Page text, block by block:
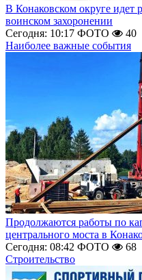
В Конаковском округе идет
воинском захоронении
Сегодня: 10:17 ФОТО
40
Наиболее важные события
Продолжаются работы по
центрального моста в
Сегодня: 08:42 ФОТО
68
Строительство